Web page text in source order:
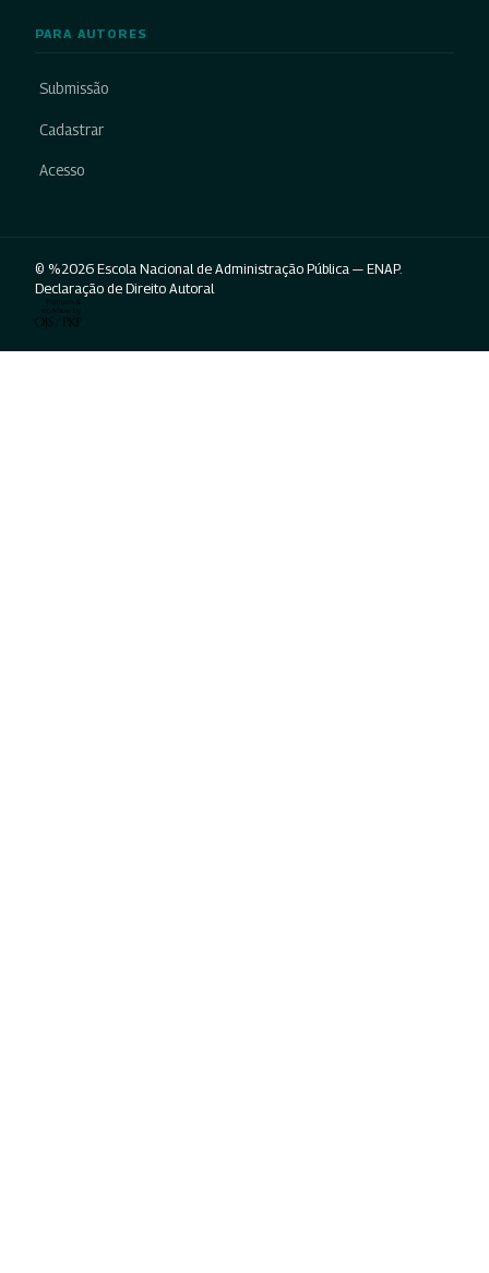
PARA AUTORES
Submissão
Cadastrar
Acesso
© %2026 Escola Nacional de Administração Pública — ENAP.
Declaração de Direito Autoral